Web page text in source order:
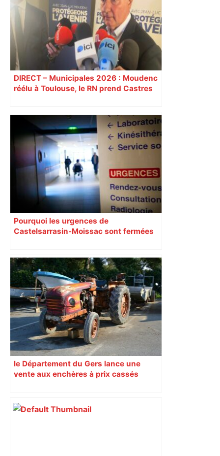
électorale – – Le Mans.maville.com
DIRECT – Municipales 2026 : Moudenc
réélu à Toulouse, le RN prend Castres
Pourquoi les urgences de
Castelsarrasin-Moissac sont fermées
le Département du Gers lance une
vente aux enchères à prix cassés